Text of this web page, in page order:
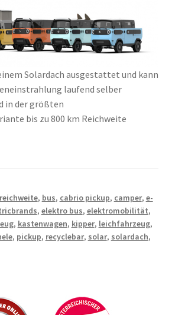
Solardach ausgestattet und kann
laufend selber
in der größten
bis zu 800 km Reichweite
, bus, cabrio pickup, camper, e-
, elektro bus, elektromobilität,
, kastenwagen, kipper, leichfahrzeug,
, pickup, recyclebar, solar, solardach,